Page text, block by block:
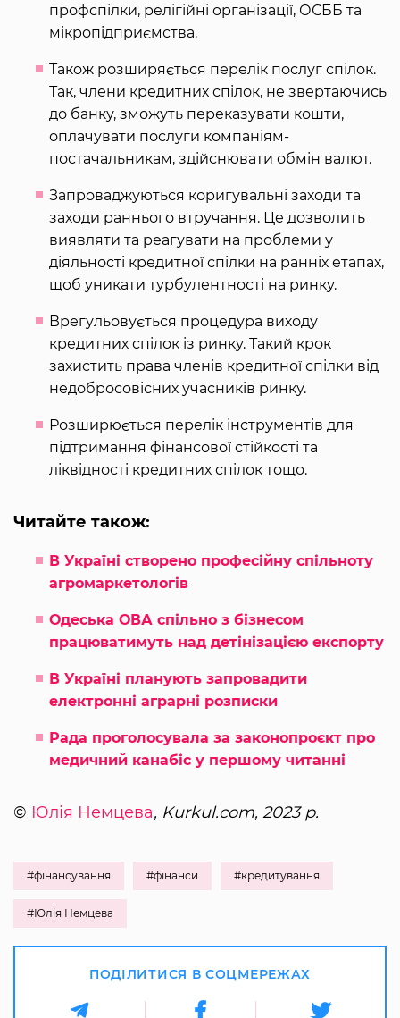
профспілки, релігійні організації, ОСББ та
мікропідприємства.
Також розширяється перелік послуг спілок.
Так, члени кредитних спілок, не звертаючись
до банку, зможуть переказувати кошти,
оплачувати послуги компаніям-
постачальникам, здійснювати обмін валют.
Запроваджуються коригувальні заходи та
заходи раннього втручання. Це дозволить
виявляти та реагувати на проблеми у
діяльності кредитної спілки на ранніх етапах,
щоб уникати турбулентності на ринку.
Врегульовується процедура виходу
кредитних спілок із ринку. Такий крок
захистить права членів кредитної спілки від
недобросовісних учасників ринку.
Розширюється перелік інструментів для
підтримання фінансової стійкості та
ліквідності кредитних спілок тощо.
Читайте також:
В Україні створено професійну спільноту
агромаркетологів
Одеська ОВА спільно з бізнесом
працюватимуть над детінізацією експорту
В Україні планують запровадити
електронні аграрні розписки
Рада проголосувала за законопроєкт про
медичний канабіс у першому читанні
© Юлія Немцева, Kurkul.com, 2023 р.
#фінансування #фінанси #кредитування
#Юлія Немцева
ПОДІЛИТИСЯ В СОЦМЕРЕЖАХ